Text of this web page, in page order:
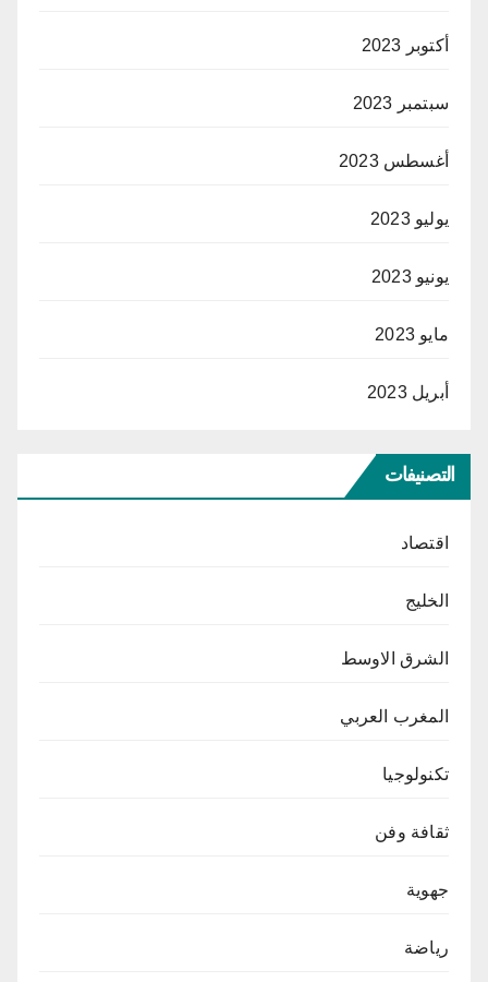
أكتوبر 2023
سبتمبر 2023
أغسطس 2023
يوليو 2023
يونيو 2023
مايو 2023
أبريل 2023
التصنيفات
اقتصاد
الخليج
الشرق الاوسط
المغرب العربي
تكنولوجيا
ثقافة وفن
جهوية
رياضة